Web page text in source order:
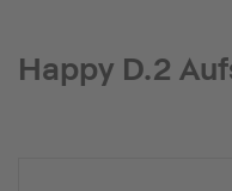
Happy D.2